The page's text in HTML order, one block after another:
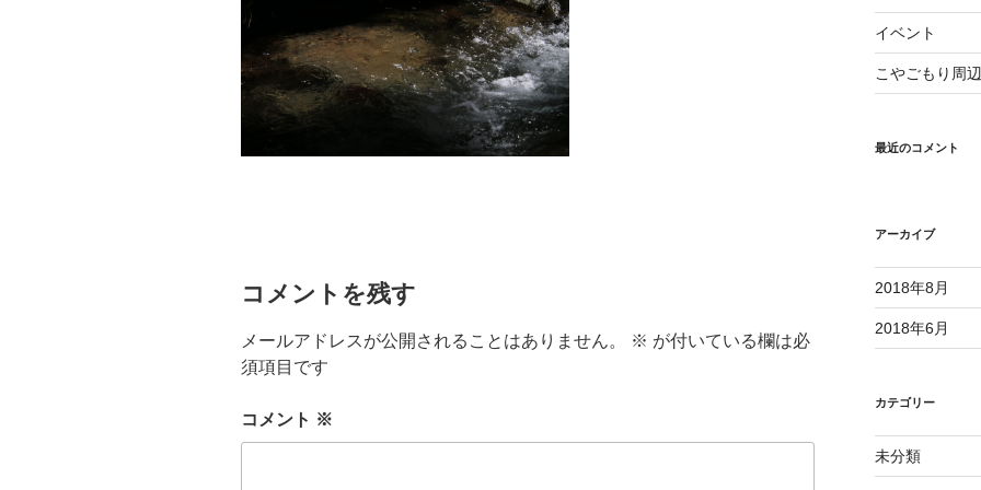
コメントを残す
メールアドレスが公開されることはありません。 ※ が付いている欄は必
須項目です
コメント ※
イベント
こやごもり周
最近のコメント
アーカイブ
2018年8月
2018年6月
カテゴリー
未分類